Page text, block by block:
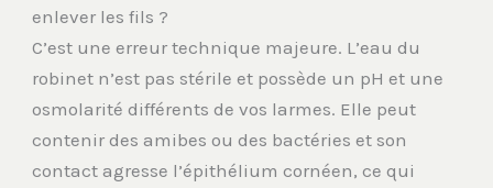
enlever les fils ?
C’est une erreur technique majeure. L’eau du
robinet n’est pas stérile et possède un pH et une
osmolarité différents de vos larmes. Elle peut
contenir des amibes ou des bactéries et son
contact agresse l’épithélium cornéen, ce qui